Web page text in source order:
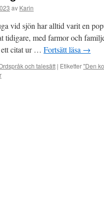
av Karin
vid sjön har alltid varit en
tidigare, med farmor och
ett citat ur … Fortsätt läsa →
och talesätt | Etiketter"Den